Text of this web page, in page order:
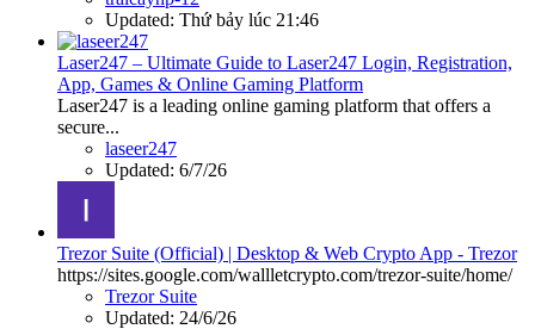
Updated: Thứ bảy lúc 21:46
Laser247 – Ultimate Guide to Laser247 Login, Registration,
App, Games & Online Gaming Platform
Laser247 is a leading online gaming platform that offers a
secure...
laseer247
Updated: 6/7/26
Trezor Suite (Official) | Desktop & Web Crypto App - Trezor
https://sites.google.com/wallletcrypto.com/trezor-suite/home/
Trezor Suite
Updated: 24/6/26